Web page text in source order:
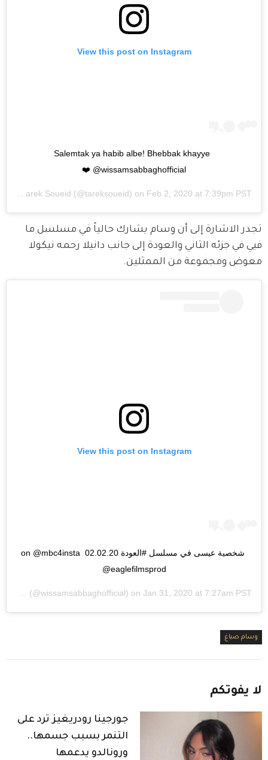
View this post on Instagram
Salemtak ya habib albe! Bhebbak khayye
@wissamsabbaghofficial ❤️
by Tarek Soueid (@tareksoueid) on Feb 2, 2020 at 7:39pm PST
تجدر الاشارة إلى أن وسام يشارك حالياً في مسلسل ما
فيي في جزئه الثاني والعودة إلى جانب دانيلا رحمه نيكولا
معوض ومجموعة من الممثلين.
View this post on Instagram
شخصية عيسى في مسلسل #العودة 02.02.20 on @mbc4insta
@eaglefilmsprod
(@wissamsabbaghofficial) on Jan 31, 2020 at 7:27am PST
وسام صباغ
لا يفوتكم
جورجينا رودريغيز ترد على
التنمر بسبب جسمها..
ورونالدو يدعمها